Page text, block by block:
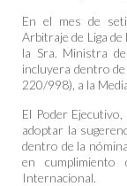
En el mes de
Arbitraje de Liga
la Sra. Ministra
incluyera dentro
220/998), a la
El Poder
adoptar la
dentro de la
en
Internacional.